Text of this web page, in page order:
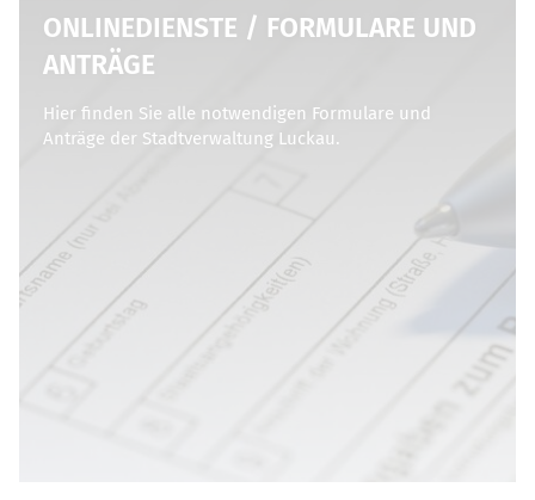
ONLINEDIENSTE / FORMULARE UND
ANTRÄGE
Hier finden Sie alle notwendigen Formulare und
Anträge der Stadtverwaltung Luckau.